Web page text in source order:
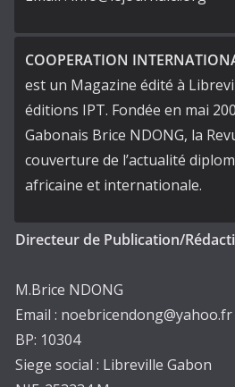
COOPERATION
est un Magazine édité à
éditions IPT. Fondée en mai
Gabonais Brice NDONG, la
couverture de l’actualité
africaine et internationale.
Directeur de Publication/
M.Brice NDONG
Email : noebricendong@yahoo.fr
BP: 10304
Siege social : Libreville Gabon